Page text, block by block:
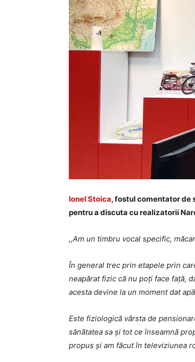
Ionel Stoica, fostul comentator de
pentru a discuta cu realizatorii
,,Am un timbru vocal specific,
În general trec prin etapele prin
neapărat fizic că nu poți face față,
acesta devine la un moment dat
Este fiziologică vârsta de
sănătatea sa și tot ce înseamnă
propus și am făcut în televiziunea